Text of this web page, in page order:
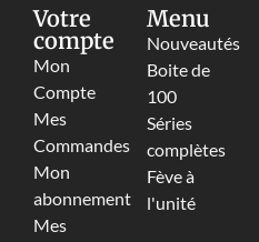
Votre
compte
Mon
Compte
Mes
Commandes
Mon
abonnement
Mes
Menu
Nouveautés
Boite de
100
Séries
complètes
Fève à
l'unité